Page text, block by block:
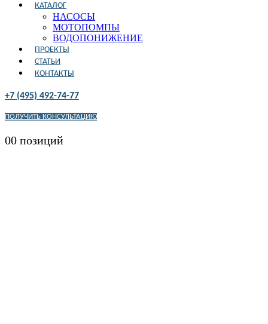
КАТАЛОГ
НАСОСЫ
МОТОПОМПЫ
ВОДОПОНИЖЕНИЕ
ПРОЕКТЫ
СТАТЬИ
КОНТАКТЫ
+7 (495) 492-74-77
ПОЛУЧИТЬ КОНСУЛЬТАЦИЮ
00 позиций